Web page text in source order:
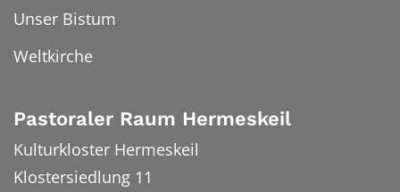
Unser Bistum
Weltkirche
Pastoraler Raum Hermeskeil
Kulturkloster Hermeskeil
Klostersiedlung 11